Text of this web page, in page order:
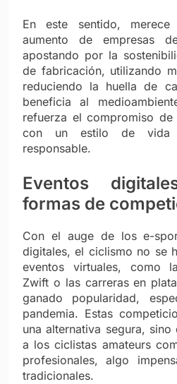
En este sentido,
aumento de empresas
apostando por la
de fabricación, utilizando
reduciendo la huella de
beneficia al
refuerza el compromiso
con un estilo de vida
responsable.
Eventos
formas de
Con el auge de los e-
digitales, el ciclismo no se
eventos virtuales, como
Zwift o las carreras en
ganado popularidad,
pandemia. Estas
una alternativa segura,
a los ciclistas amateurs
profesionales, algo
tradicionales.